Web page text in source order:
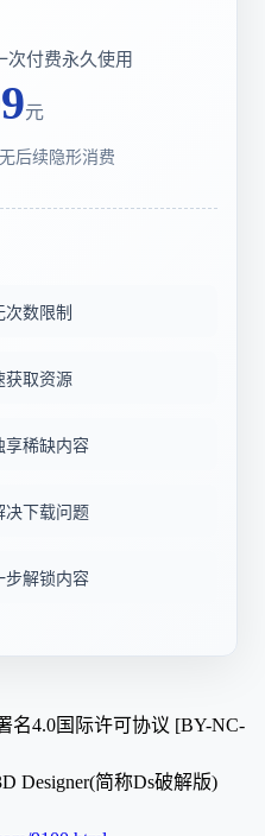
次付费永久使用
元
后续隐形消费
数限制
获取资源
享稀缺内容
决下载问题
步解锁内容
名4.0国际许可协议 [BY-NC-
Designer(简称Ds破解版)